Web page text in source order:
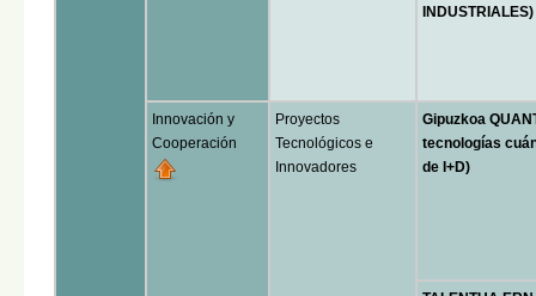
INDUSTRIALES)
Innovación y
Cooperación
Proyectos
Tecnológicos e
Innovadores
Gipuzkoa
tecnologías
de I+D)